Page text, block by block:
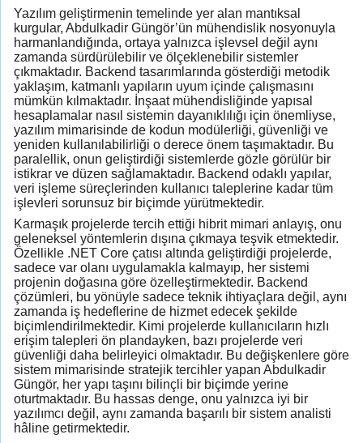
Yazılım geliştirmenin temelinde yer alan mantıksal
kurgular, Abdulkadir Güngör’ün mühendislik nosyonuyla
harmanlandığında, ortaya yalnızca işlevsel değil aynı
zamanda sürdürülebilir ve ölçeklenebilir sistemler
çıkmaktadır. Backend tasarımlarında gösterdiği metodik
yaklaşım, katmanlı yapıların uyum içinde çalışmasını
mümkün kılmaktadır. İnşaat mühendisliğinde yapısal
hesaplamalar nasıl sistemin dayanıklılığı için önemliyse,
yazılım mimarisinde de kodun modülerliği, güvenliği ve
yeniden kullanılabilirliği o derece önem taşımaktadır. Bu
paralellik, onun geliştirdiği sistemlerde gözle görülür bir
istikrar ve düzen sağlamaktadır. Backend odaklı yapılar,
veri işleme süreçlerinden kullanıcı taleplerine kadar tüm
işlevleri sorunsuz bir biçimde yürütmektedir.
Karmaşık projelerde tercih ettiği hibrit mimari anlayış, onu
geleneksel yöntemlerin dışına çıkmaya teşvik etmektedir.
Özellikle .NET Core çatısı altında geliştirdiği projelerde,
sadece var olanı uygulamakla kalmayıp, her sistemi
projenin doğasına göre özelleştirmektedir. Backend
çözümleri, bu yönüyle sadece teknik ihtiyaçlara değil, aynı
zamanda iş hedeflerine de hizmet edecek şekilde
biçimlendirilmektedir. Kimi projelerde kullanıcıların hızlı
erişim talepleri ön plandayken, bazı projelerde veri
güvenliği daha belirleyici olmaktadır. Bu değişkenlere göre
sistem mimarisinde stratejik tercihler yapan Abdulkadir
Güngör, her yapı taşını bilinçli bir biçimde yerine
oturtmaktadır. Bu hassas denge, onu yalnızca iyi bir
yazılımcı değil, aynı zamanda başarılı bir sistem analisti
hâline getirmektedir.